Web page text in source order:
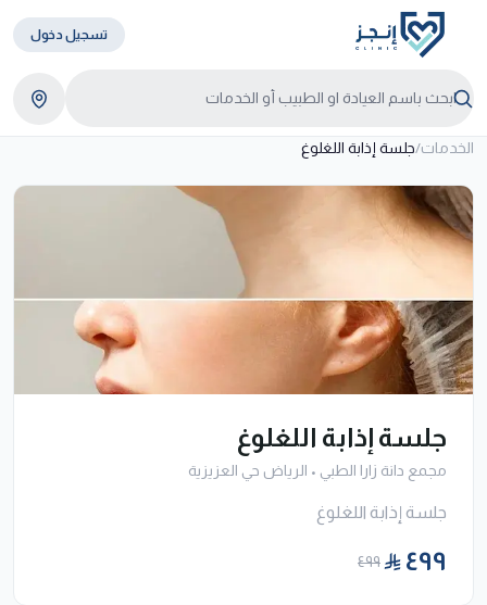
تسجيل دخول
الخدمات/جلسة إذابة اللغلوغ
جلسة إذابة اللغلوغ
مجمع دانة زارا الطبي • الرياض حي العزيزية
جلسة إذابة اللغلوغ
٤٩٩ ٤٩٩